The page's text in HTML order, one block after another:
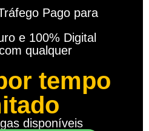
Pago para
e 100% Digital
qualquer
tempo
disponíveis